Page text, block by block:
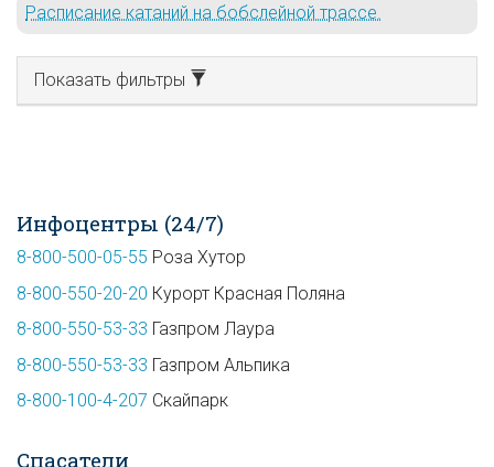
Расписание катаний на бобслейной трассе.
Показать фильтры
Инфоцентры (24/7)
8-800-500-05-55 Роза Хутор
8-800-550-20-20 Курорт Красная Поляна
8-800-550-53-33 Газпром Лаура
8-800-550-53-33 Газпром Альпика
8-800-100-4-207 Скайпарк
Спасатели